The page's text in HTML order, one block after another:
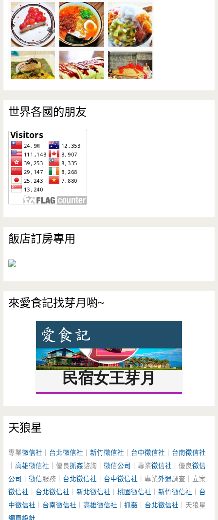
世界各國的朋友
飯店訂房專用
來愛食記找芽月喲~
天狼星
專業徵信社 台北徵信社 ｜新竹徵信社 台中徵信社
台南徵信社
｜高雄徵信社 ｜優良抓姦諮詢｜徵信公司 ｜專業徵信社 ｜優良徵信
公司 ｜徵信服務｜ 台北徵信社 台中徵信社 ｜專業外遇調查｜立案
徵信社
台北徵信社 ｜新北徵信社 ｜桃園徵信社 ｜新竹徵信社
台
中徵信社
台南徵信社 ｜高雄徵信社 ｜抓姦 台北徵信社 ｜天狼星
網頁設計